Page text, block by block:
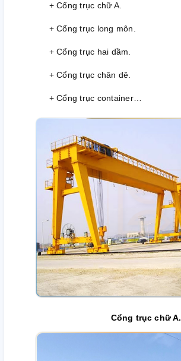
+ Cổng trục chữ A.
+ Cổng trục long môn.
+ Cổng trục hai dầm.
+ Cổng trục chân dê.
+ Cổng trục container…
Cổng trục chữ A.